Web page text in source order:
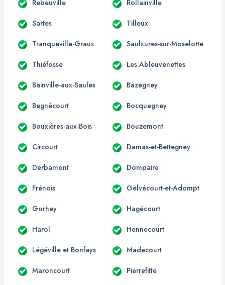
Rebeuville Rollainville
Sartes Tilleux
Tranqueville-Graux Saulxures-sur-Moselotte
Thiéfosse Les Ableuvenettes
Bainville-aux-Saules Bazegney
Begnécourt Bocquegney
Bouxières-aux-Bois Bouzemont
Circourt Damas-et-Bettegney
Derbamont Dompaire
Frénois Gelvécourt-et-Adompt
Gorhey Hagécourt
Harol Hennecourt
Légéville et Bonfays Madecourt
Maroncourt Pierrefitte